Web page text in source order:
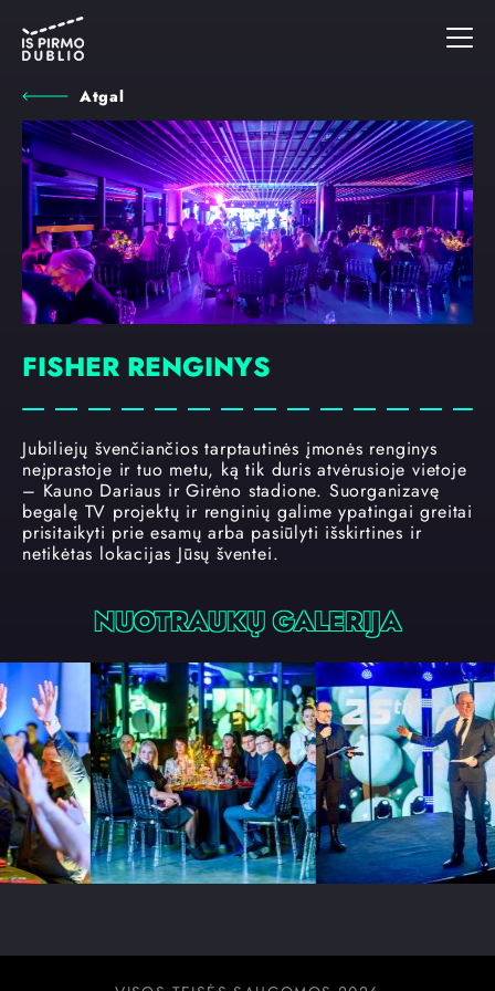
Atgal
FISHER RENGINYS
Jubiliejų švenčiančios tarptautinės įmonės renginys
neįprastoje ir tuo metu, ką tik duris atvėrusioje vietoje
– Kauno Dariaus ir Girėno stadione. Suorganizavę
begalę TV projektų ir renginių galime ypatingai greitai
prisitaikyti prie esamų arba pasiūlyti išskirtines ir
netikėtas lokacijas Jūsų šventei.
NUOTRAUKŲ GALERIJA